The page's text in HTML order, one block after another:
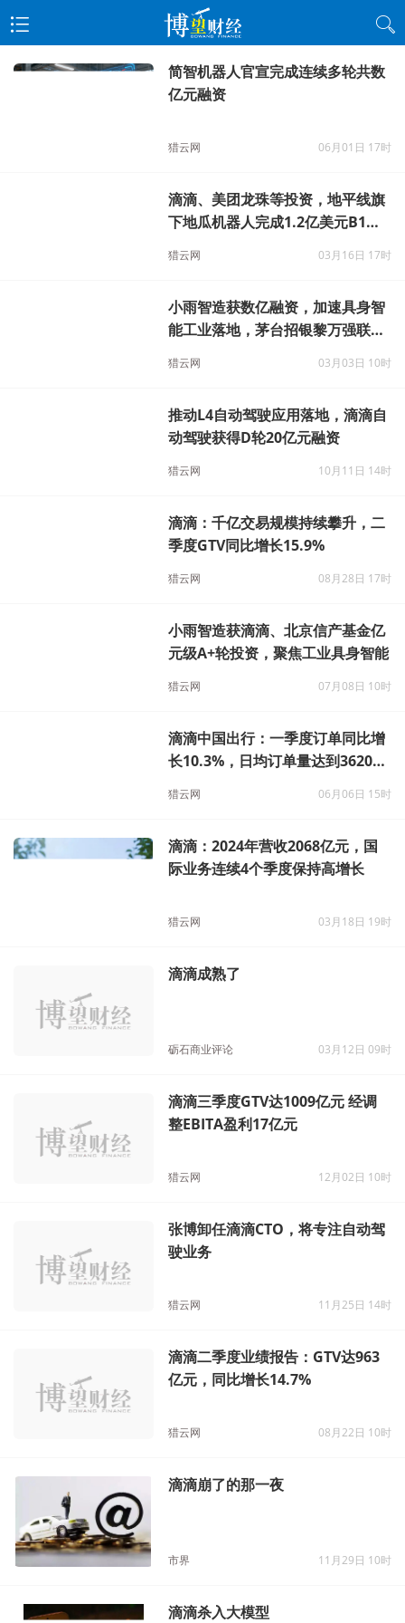
简智机器人官宣完成连续多轮共数
亿元融资
猎云网 06月01日 17时
滴滴、美团龙珠等投资，地平线旗
下地瓜机器人完成1.2亿美元B1轮
猎云网 03月16日 17时
小雨智造获数亿融资，加速具身智
能工业落地，茅台招银黎万强联手
猎云网 03月03日 10时
推动L4自动驾驶应用落地，滴滴自
动驾驶获得D轮20亿元融资
猎云网 10月11日 14时
滴滴：千亿交易规模持续攀升，二
季度GTV同比增长15.9%
猎云网 08月28日 17时
小雨智造获滴滴、北京信产基金亿
元级A+轮投资，聚焦工业具身智能
猎云网 07月08日 10时
滴滴中国出行：一季度订单同比增
长10.3%，日均订单量达到3620万
猎云网 06月06日 15时
滴滴：2024年营收2068亿元，国
际业务连续4个季度保持高增长
猎云网 03月18日 19时
滴滴成熟了
砺石商业评论 03月12日 09时
滴滴三季度GTV达1009亿元 经调
整EBITA盈利17亿元
猎云网 12月02日 10时
张博卸任滴滴CTO，将专注自动驾
驶业务
猎云网 11月25日 14时
滴滴二季度业绩报告：GTV达963
亿元，同比增长14.7%
猎云网 08月22日 10时
滴滴崩了的那一夜
市界 11月29日 10时
滴滴杀入大模型